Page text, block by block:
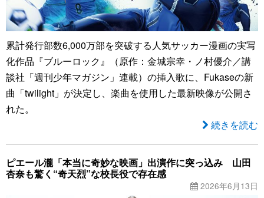
累計発行部数6,000万部を突破する人気サッカー漫画の実写
化作品『ブルーロック』（原作：金城宗幸・ノ村優介／講
談社「週刊少年マガジン」連載）の挿入歌に、Fukaseの新
曲「twilight」が決定し、楽曲を使用した最新映像が公開さ
れた。
続きを読む
ピエール瀧「本当に奇妙な映画」出演作に突っ込み 山田
杏奈も驚く“奇天烈”な校長役で存在感
2026年6月13日